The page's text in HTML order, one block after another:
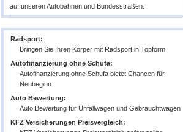
auf unseren Autobahnen und Bundesstraßen.
Radsport:
Bringen Sie Ihren Körper mit Radsport in Topform
Autofinanzierung ohne Schufa:
Autofinanzierung ohne Schufa bietet Chancen für
Neubeginn
Auto Bewertung:
Auto Bewertung für Unfallwagen und Gebrauchtwagen
KFZ Versicherungen Preisvergleich: